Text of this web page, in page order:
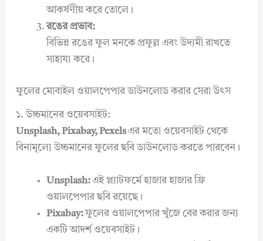
আকর্ষণীয় করে তোলে।
রঙের প্রভাব:
বিভিন্ন রঙের ফুল মনকে প্রফুল্ল এবং উদ্যমী রাখতে
সাহায্য করে।
ফুলের মোবাইল ওয়ালপেপার ডাউনলোড করার সেরা উৎস
১. উচ্চমানের ওয়েবসাইট:
Unsplash, Pixabay, Pexelsএর মতো ওয়েবসাইট থেকে
বিনামূল্যে উচ্চমানের ফুলের ছবি ডাউনলোড করতে পারবেন।
Unsplash:এই প্ল্যাটফর্মে হাজার হাজার ফ্রি
ওয়ালপেপার ছবি রয়েছে।
Pixabay:ফুলের ওয়ালপেপার খুঁজে বের করার জন্য
একটি আদর্শ ওয়েবসাইট।